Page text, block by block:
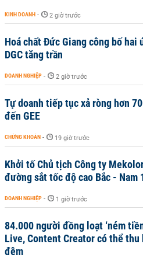
KINH DOANH - 2 giờ trước
Hoá chất Đức Giang công bố hai
DGC tăng trần
DOANH NGHIỆP - 2 giờ trước
Tự doanh tiếp tục xả ròng hơn
đến GEE
CHỨNG KHOÁN - 19 giờ trước
Khởi tố Chủ tịch Công ty
đường sắt tốc độ cao Bắc - Nam
DOANH NGHIỆP - 1 giờ trước
84.000 người đồng loạt ‘ném
Live, Content Creator có thể
đêm